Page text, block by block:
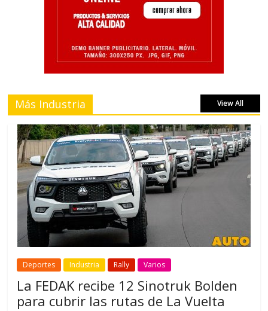
Más Industria View All
Deportes Industria Rally Varios
La FEDAK recibe 12 Sinotruk Bolden
para cubrir las rutas de La Vuelta